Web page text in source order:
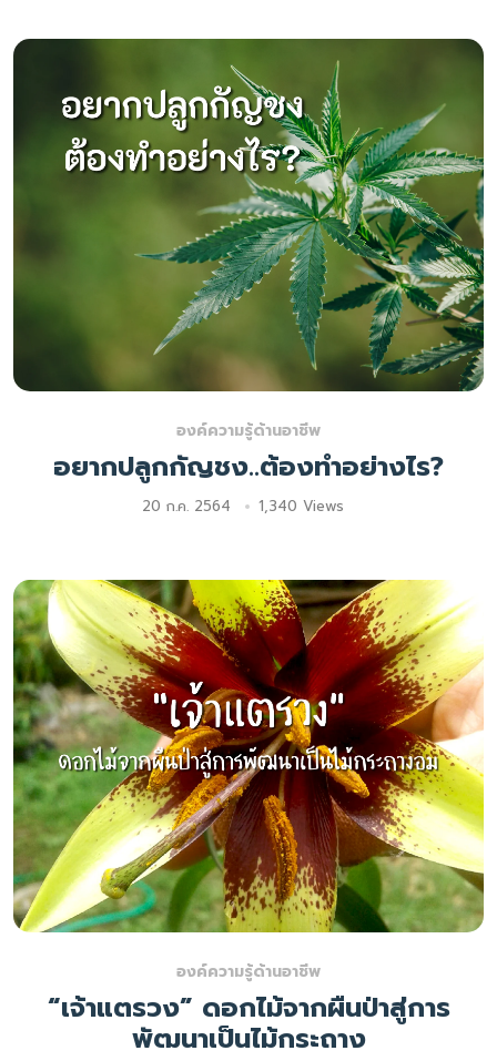
องค์ความรู้ด้านอาชีพ
อยากปลูกกัญชง..ต้องทำอย่างไร?
20 ก.ค. 2564 1,340 Views
องค์ความรู้ด้านอาชีพ
“เจ้าแตรวง” ดอกไม้จากผืนป่าสู่การ
พัฒนาเป็นไม้กระถาง